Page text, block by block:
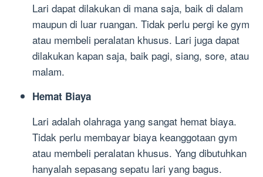
Lari dapat dilakukan di mana saja, baik di dalam
maupun di luar ruangan. Tidak perlu pergi ke gym
atau membeli peralatan khusus. Lari juga dapat
dilakukan kapan saja, baik pagi, siang, sore, atau
malam.
Hemat Biaya
Lari adalah olahraga yang sangat hemat biaya.
Tidak perlu membayar biaya keanggotaan gym
atau membeli peralatan khusus. Yang dibutuhkan
hanyalah sepasang sepatu lari yang bagus.